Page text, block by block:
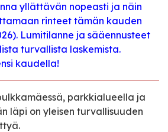
yllättävän nopeasti ja näin
rinteet tämän kauden
Lumitilanne ja sääennusteet
turvallista laskemista.
kaudella!
parkkialueella ja
läpi on yleisen turvallisuuden